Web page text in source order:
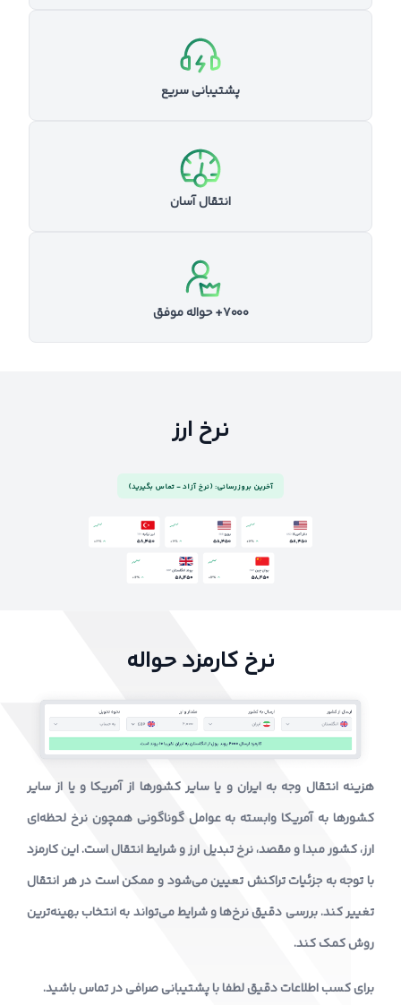
پشتیبانی سریع
انتقال آسان
۷۰۰۰+ حواله موفق
نرخ ارز
آخرین بروزرسانی: (نرخ آزاد - تماس بگیرید)
نرخ کارمزد حواله
هزینه انتقال وجه به ایران و یا سایر کشورها از آمریکا و یا از سایر
کشورها به آمریکا وابسته به عوامل گوناگونی همچون نرخ لحظه‌ای
ارز، کشور مبدا و مقصد، نرخ تبدیل ارز و شرایط انتقال است. این کارمزد
با توجه به جزئیات تراکنش تعیین می‌شود و ممکن است در هر انتقال
تغییر کند. بررسی دقیق نرخ‌ها و شرایط می‌تواند به انتخاب بهینه‌ترین
روش کمک کند.
برای کسب اطلاعات دقیق لطفا با پشتیبانی صرافی در تماس باشید.